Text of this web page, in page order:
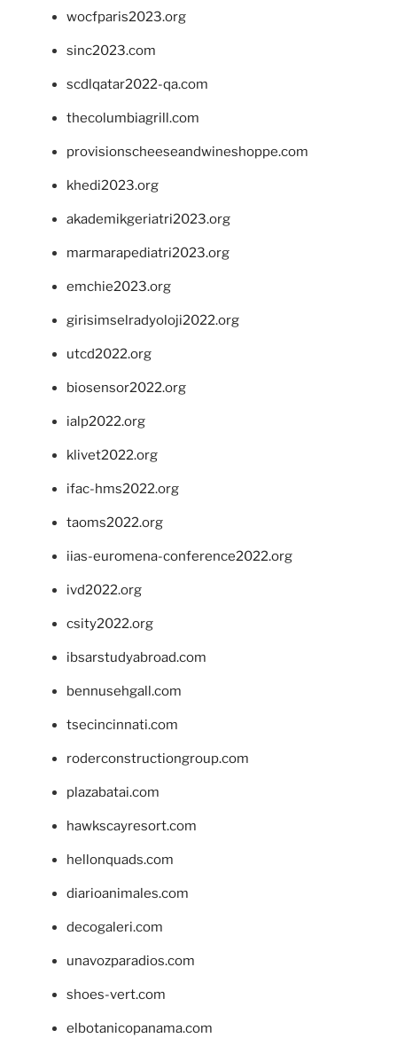
wocfparis2023.org
sinc2023.com
scdlqatar2022-qa.com
thecolumbiagrill.com
provisionscheeseandwineshoppe.com
khedi2023.org
akademikgeriatri2023.org
marmarapediatri2023.org
emchie2023.org
girisimselradyoloji2022.org
utcd2022.org
biosensor2022.org
ialp2022.org
klivet2022.org
ifac-hms2022.org
taoms2022.org
iias-euromena-conference2022.org
ivd2022.org
csity2022.org
ibsarstudyabroad.com
bennusehgall.com
tsecincinnati.com
roderconstructiongroup.com
plazabatai.com
hawkscayresort.com
hellonquads.com
diarioanimales.com
decogaleri.com
unavozparadios.com
shoes-vert.com
elbotanicopanama.com